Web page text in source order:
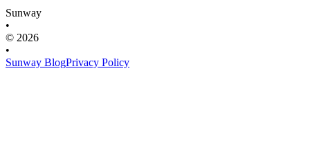
Sunway
•
© 2026
•
Sunway BlogPrivacy Policy